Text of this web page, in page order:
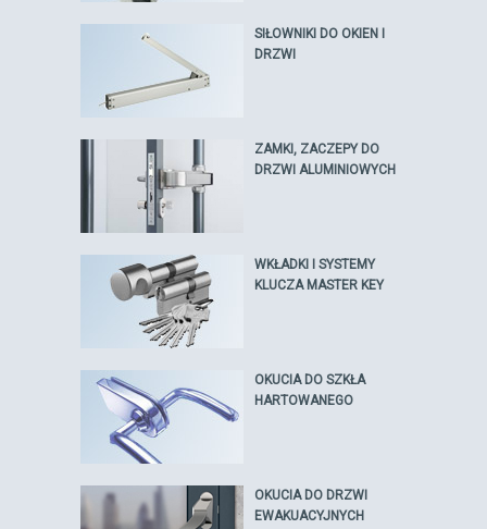
SIŁOWNIKI DO OKIEN I
DRZWI
ZAMKI, ZACZEPY DO
DRZWI ALUMINIOWYCH
WKŁADKI I SYSTEMY
KLUCZA MASTER KEY
OKUCIA DO SZKŁA
HARTOWANEGO
OKUCIA DO DRZWI
EWAKUACYJNYCH